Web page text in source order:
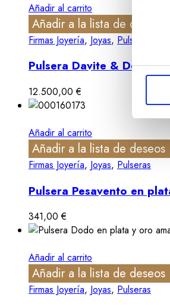
Añadir al carrito
Añadir a la lista de deseos
Firmas Joyería, Joyas, Pulseras
Pulsera Davite &
12.500,00€
Añadir al carrito
Añadir a la lista de deseos
Firmas Joyería, Joyas, Pulseras
Pulsera Pesavento en
341,00€
Añadir al carrito
Añadir a la lista de deseos
Firmas Joyería, Joyas, Pulseras